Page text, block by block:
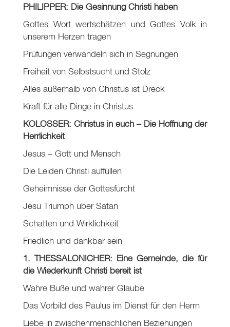
PHILIPPER: Die Gesinnung Christi haben
Gottes Wort wertschätzen und Gottes Volk in
unserem Herzen tragen
Prüfungen verwandeln sich in Segnungen
Freiheit von Selbstsucht und Stolz
Alles außerhalb von Christus ist Dreck
Kraft für alle Dinge in Christus
KOLOSSER: Christus in euch – Die Hoffnung der
Herrlichkeit
Jesus – Gott und Mensch
Die Leiden Christi auffüllen
Geheimnisse der Gottesfurcht
Jesu Triumph über Satan
Schatten und Wirklichkeit
Friedlich und dankbar sein
1. THESSALONICHER: Eine Gemeinde, die für
die Wiederkunft Christi bereit ist
Wahre Buße und wahrer Glaube
Das Vorbild des Paulus im Dienst für den Herrn
Liebe in zwischenmenschlichen Beziehungen